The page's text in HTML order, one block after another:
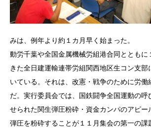
みは、例年より約１カ月早く始まった。
動労千葉や全国金属機械労組港合同とともに
きた全日建運輸連帯労組関西地区生コン支部
いている。それは、改憲・戦争のために労働
だ。実行委員会では、国鉄闘争全国運動の呼
せられた関生弾圧粉砕・資金カンパのアピー
弾圧を粉砕することが１１月集会の第一の課